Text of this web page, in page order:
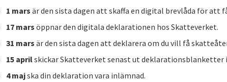
1 mars är den sista dagen att skaffa en digital brevlåda för att
17 mars öppnar den digitala deklarationen hos Skatteverket.
31 mars är den sista dagen att deklarera om du vill få
15 aprilskickar Skatteverket senast ut deklarationsblanketter
4 majska din deklaration vara inlämnad.